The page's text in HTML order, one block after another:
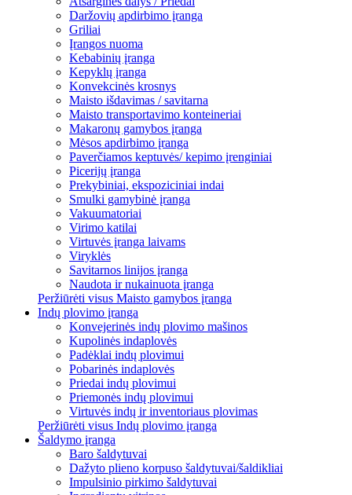
Daržovių apdirbimo įranga
Griliai
Įrangos nuoma
Kebabinių įranga
Kepyklų įranga
Konvekcinės krosnys
Maisto išdavimas / savitarna
Maisto transportavimo konteineriai
Makaronų gamybos įranga
Mėsos apdirbimo įranga
Paverčiamos keptuvės/ kepimo įrenginiai
Picerijų įranga
Prekybiniai, ekspoziciniai indai
Smulki gamybinė įranga
Vakuumatoriai
Virimo katilai
Virtuvės įranga laivams
Viryklės
Savitarnos linijos įranga
Naudota ir nukainuota įranga
Peržiūrėti visus Maisto gamybos įranga
Indų plovimo įranga
Konvejerinės indų plovimo mašinos
Kupolinės indaplovės
Padėklai indų plovimui
Pobarinės indaplovės
Priedai indų plovimui
Priemonės indų plovimui
Virtuvės indų ir inventoriaus plovimas
Peržiūrėti visus Indų plovimo įranga
Šaldymo įranga
Baro šaldytuvai
Dažyto plieno korpuso šaldytuvai/šaldikliai
Impulsinio pirkimo šaldytuvai